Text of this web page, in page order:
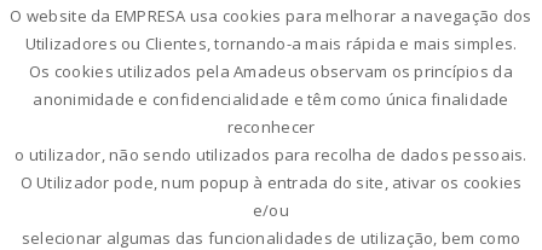
O website da EMPRESA usa cookies para melhorar a navegação dos
Utilizadores ou Clientes, tornando-a mais rápida e mais simples.
Os cookies utilizados pela Amadeus observam os princípios da
anonimidade e confidencialidade e têm como única finalidade
reconhecer
o utilizador, não sendo utilizados para recolha de dados pessoais.
O Utilizador pode, num popup à entrada do site, ativar os cookies
e/ou
selecionar algumas das funcionalidades de utilização, bem como